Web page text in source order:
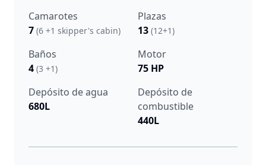
Camarotes
7 (6 +1 skipper's cabin)
Plazas
13 (12+1)
Baños
4 (3 +1)
Motor
75 HP
Depósito de agua
680L
Depósito de
combustible
440L